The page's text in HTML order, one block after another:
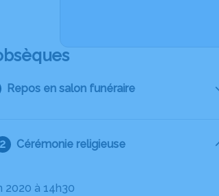
Repos en salon funéraire
Cérémonie religieuse
2020 à 14h30